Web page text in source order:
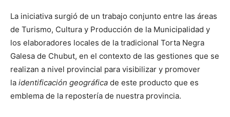
La iniciativa surgió de un trabajo conjunto entre las áreas
de Turismo, Cultura y Producción de la Municipalidad y
los elaboradores locales de la tradicional Torta Negra
Galesa de Chubut, en el contexto de las gestiones que se
realizan a nivel provincial para visibilizar y promover
la identificación geográfica de este producto que es
emblema de la repostería de nuestra provincia.